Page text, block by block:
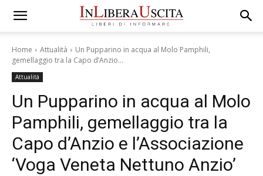
Home Attualità
Un Pupparino in acqua al Molo Pamphili,
gemellaggio tra la Capo d’Anzio...
Attualità
Un Pupparino in acqua al Molo
Pamphili, gemellaggio tra la
Capo d’Anzio e l’Associazione
‘Voga Veneta Nettuno Anzio’